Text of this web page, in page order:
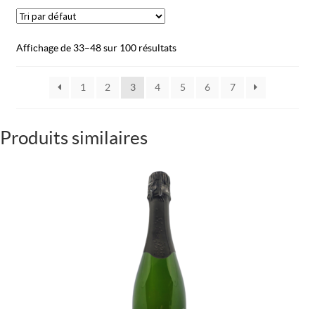
Affichage de 33–48 sur 100 résultats
1 2 3 4 5 6 7
Produits similaires